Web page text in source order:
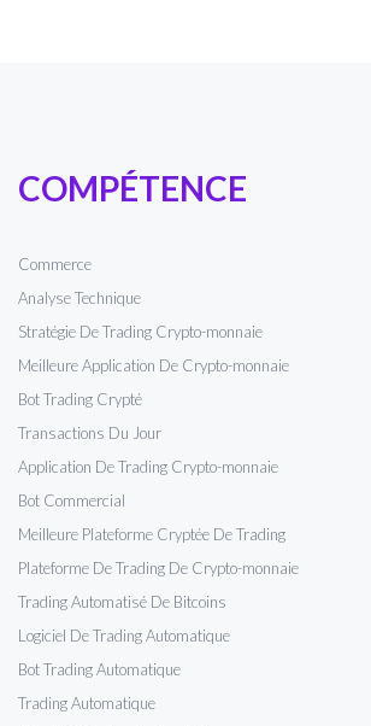
COMPÉTENCE
Commerce
Analyse Technique
Stratégie De Trading Crypto-monnaie
Meilleure Application De Crypto-monnaie
Bot Trading Crypté
Transactions Du Jour
Application De Trading Crypto-monnaie
Bot Commercial
Meilleure Plateforme Cryptée De Trading
Plateforme De Trading De Crypto-monnaie
Trading Automatisé De Bitcoins
Logiciel De Trading Automatique
Bot Trading Automatique
Trading Automatique